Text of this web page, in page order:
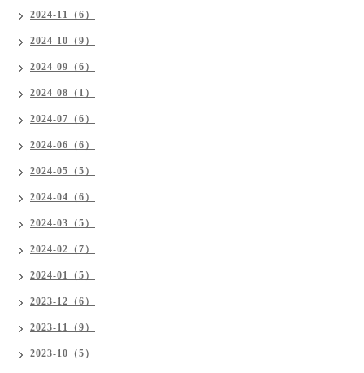
2024-11（6）
2024-10（9）
2024-09（6）
2024-08（1）
2024-07（6）
2024-06（6）
2024-05（5）
2024-04（6）
2024-03（5）
2024-02（7）
2024-01（5）
2023-12（6）
2023-11（9）
2023-10（5）